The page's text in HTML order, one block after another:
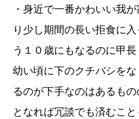
・身近で一番かわいい我
り少し期間の長い拒食に
う１０歳にもなるのに甲
幼い頃に下のクチバシを
るのが下手なのはあるも
となれば冗談でも済むこ